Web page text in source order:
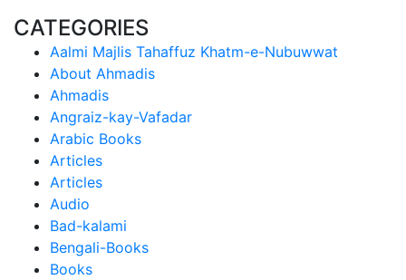
CATEGORIES
Aalmi Majlis Tahaffuz Khatm-e-Nubuwwat
About Ahmadis
Ahmadis
Angraiz-kay-Vafadar
Arabic Books
Articles
Articles
Audio
Bad-kalami
Bengali-Books
Books